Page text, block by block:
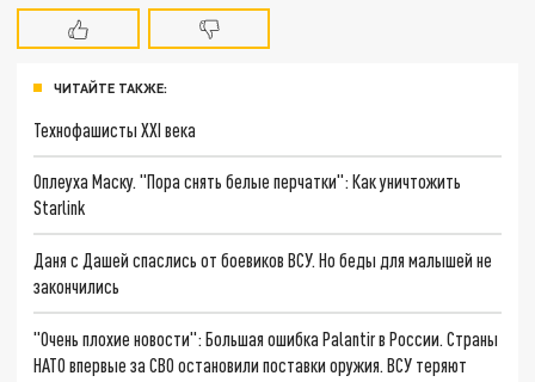
ЧИТАЙТЕ ТАКЖЕ:
Технофашисты XXI века
Оплеуха Маску. "Пора снять белые перчатки": Как уничтожить
Starlink
Даня с Дашей спаслись от боевиков ВСУ. Но беды для малышей не
закончились
"Очень плохие новости": Большая ошибка Palantir в России. Страны
НАТО впервые за СВО остановили поставки оружия. ВСУ теряют